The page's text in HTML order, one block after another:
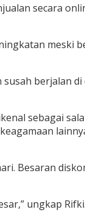
secara
meski
berjalan
sebagai
Besaran
ungkap Rifki.